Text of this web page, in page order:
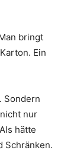
bringt
Ein
Sondern
nur
hätte
Schränken.